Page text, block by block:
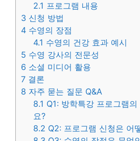
2.1 프로그램 내용
3 신청 방법
4 수영의 장점
4.1 수영의 건강 효과 예시
5 수영 강사의 전문성
6 소셜 미디어 활용
7 결론
8 자주 묻는 질문 Q&A
8.1 Q1: 방학특강 프로그램
요?
8.2 Q2: 프로그램 신청은 어